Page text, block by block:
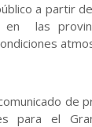
a partir
en las
de
para el